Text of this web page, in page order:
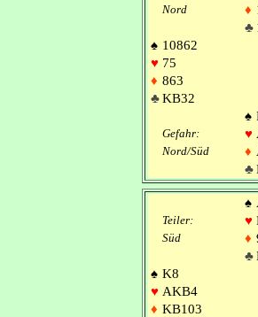
Nord ♦
♣
♠ 10862
♥ 75
♦ 863
♣KB32
♠
Gefahr: ♥
Nord/Süd
♦
♣
♠
Teiler: ♥
Süd ♦
♣
♠ K8
♥ AKB4
♦ KB103